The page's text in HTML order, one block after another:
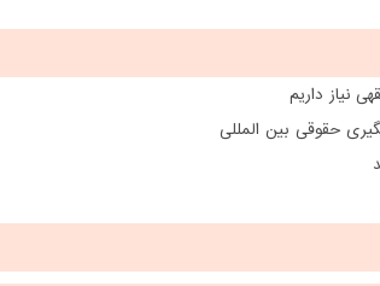
نیاز داریم
حقوقی بین المللی